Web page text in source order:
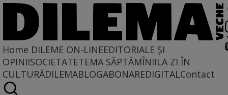
Home DILEME ON-LINEEDITORIALE ȘI
OPINIISOCIETATETEMA SĂPTĂMÎNIILA ZI ÎN
CULTURĂDILEMABLOGABONAREDIGITALContact